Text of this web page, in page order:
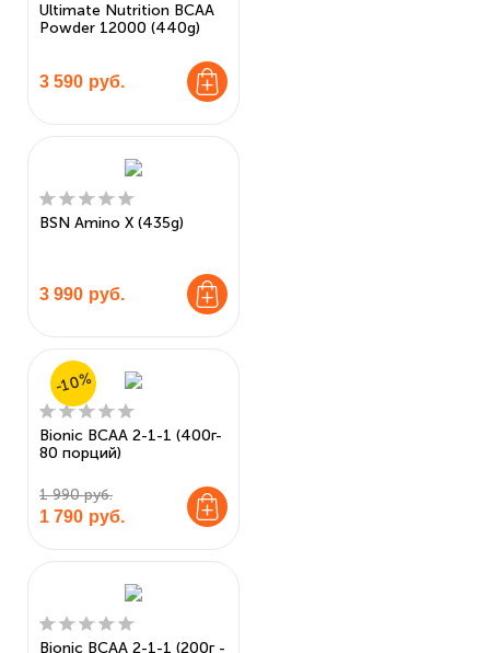
Ultimate Nutrition BCAA
Powder 12000 (440g)
3 590 руб.
BSN Amino X (435g)
3 990 руб.
Bionic BCAA 2-1-1 (400г-
80 порций)
1 990 руб.
1 790 руб.
-10%
Bionic BCAA 2-1-1 (200г -